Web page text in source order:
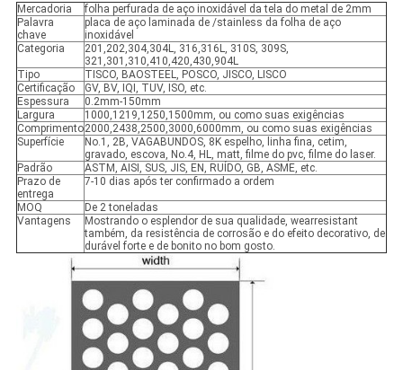
Mercadoria
folha perfurada de aço inoxidável da tela do metal de 2mm
Palavra
chave
placa de aço laminada de /stainless da folha de aço
inoxidável
Categoria
201,202,304,304L, 316,316L, 310S, 309S,
321,301,310,410,420,430,904L
Tipo
TISCO, BAOSTEEL, POSCO, JISCO, LISCO
Certificação
GV, BV, IQI, TUV, ISO, etc.
Espessura
0.2mm-150mm
Largura
1000,1219,1250,1500mm, ou como suas exigências
Comprimento2000,2438,2500,3000,6000mm, ou como suas exigências
Superfície
No.1, 2B, VAGABUNDOS, 8K espelho, linha fina, cetim,
gravado, escova, No.4, HL, matt, filme do pvc, filme do laser.
Padrão
ASTM, AISI, SUS, JIS, EN, RUÍDO, GB, ASME, etc.
Prazo de
entrega
7-10 dias após ter confirmado a ordem
MOQ
De 2 toneladas
Vantagens
Mostrando o esplendor de sua qualidade, wearresistant
também, da resistência de corrosão e do efeito decorativo, de
durável forte e de bonito no bom gosto.